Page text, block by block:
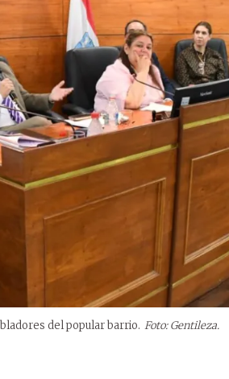
del popular barrio. Foto: Gentileza.